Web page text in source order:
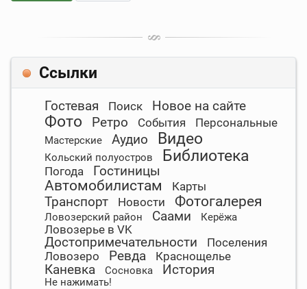
Ссылки
Гостевая Поиск Новое на сайте
Фото Ретро События Персональные
Мастерские Аудио Видео
Кольский полуостров Библиотека
Погода Гостиницы
Автомобилистам Карты
Транспорт Новости Фотогалерея
Ловозерский район Саами Керёжа
Ловозерье в VK
Достопримечательности
Поселения
Ловозеро
Ревда Краснощелье
Каневка Сосновка История
Не нажимать!